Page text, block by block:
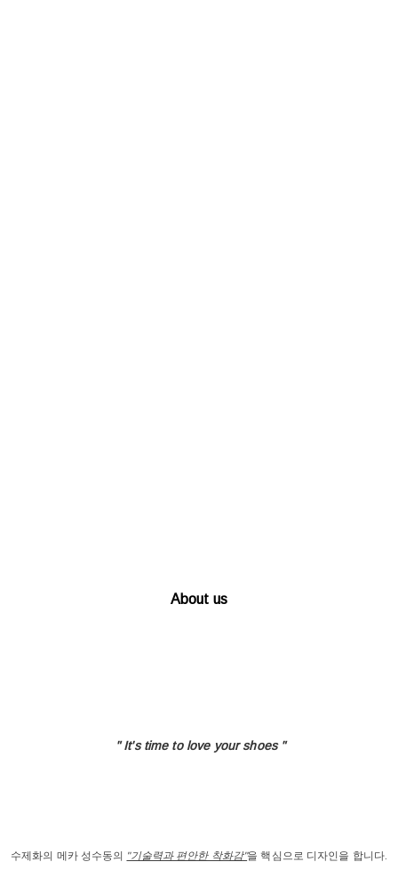
About us
" It's time to loveyour shoes "
수제화의 메카 성수동의 "기술력과 편안한 착화감"을 핵심으로 디자인을 합니다.